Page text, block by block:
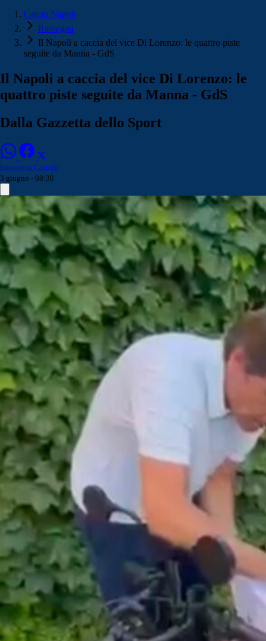
Calcio Napoli
Rassegna
Il Napoli a caccia del vice Di Lorenzo: le quattro piste
seguite da Manna - GdS
Il Napoli a caccia del vice Di Lorenzo: le
quattro piste seguite da Manna - GdS
Dalla Gazzetta dello Sport
Emanuela Castelli
3 giugno - 08:30